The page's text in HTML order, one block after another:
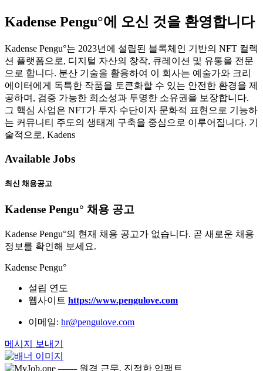
Kadense Pengu°에 오신 것을 환영합니다
Kadense Pengu°는 2023년에 설립된 블록체인 기반의 NFT 컬렉
션 플랫폼으로, 디지털 자산의 창작, 큐레이션 및 유통을 전문
으로 합니다. 분산 기술을 활용하여 이 회사는 예술가와 크리
에이터에게 독특한 작품을 토큰화할 수 있는 안전한 환경을 제
공하며, 검증 가능한 희소성과 투명한 소유권을 보장합니다.
그 핵심 사업은 NFT가 투자 수단이자 문화적 표현으로 기능하
는 커뮤니티 주도의 생태계 구축을 중심으로 이루어집니다. 기
술적으로, Kadens
Available Jobs
최신 채용공고
Kadense Pengu° 채용 공고
Kadense Pengu°의 현재 채용 공고가 없습니다. 곧 새로운 채용
정보를 확인해 보세요.
Kadense Pengu°
설립 연도
웹사이트 https://www.pengulove.com
이메일: hr@pengulove.com
메시지 보내기